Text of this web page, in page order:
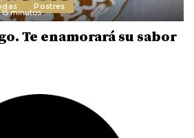
Postres
minutos
Te enamorará su sabor